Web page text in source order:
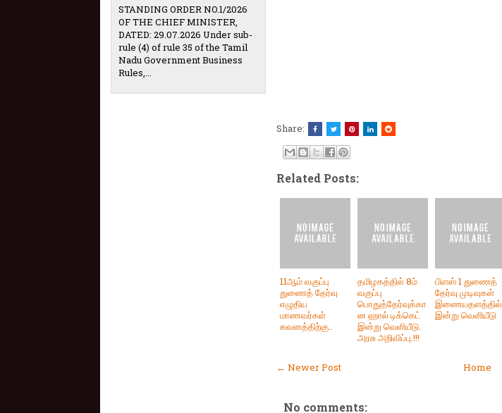
Share:
Related Posts:
11ஆம் வகுப்பு
துணைத் தேர்வு
எழுதிய
மாணவர்கள்
கவனத்திற்கு..
தமிழகத்தில் 8ம்
வகுப்பு
பொதுத்தேர்வுக்கா
ன ஹால் டிக்கெட்
இன்று வெளியீடு.
அரசு அறிவிப்பு.!!!
பிளஸ் 1 துணைத்
தேர்வு முடிவுகள்
இணையதளத்தில்
இன்று வெளியீடு
← Newer Post Home
No comments:
STANDING ORDER NO.1/2026
OF THE CHIEF MINISTER,
DATED: 29.07.2026 Under sub-
rule (4) of rule 35 of the Tamil
Nadu Government Business
Rules,...